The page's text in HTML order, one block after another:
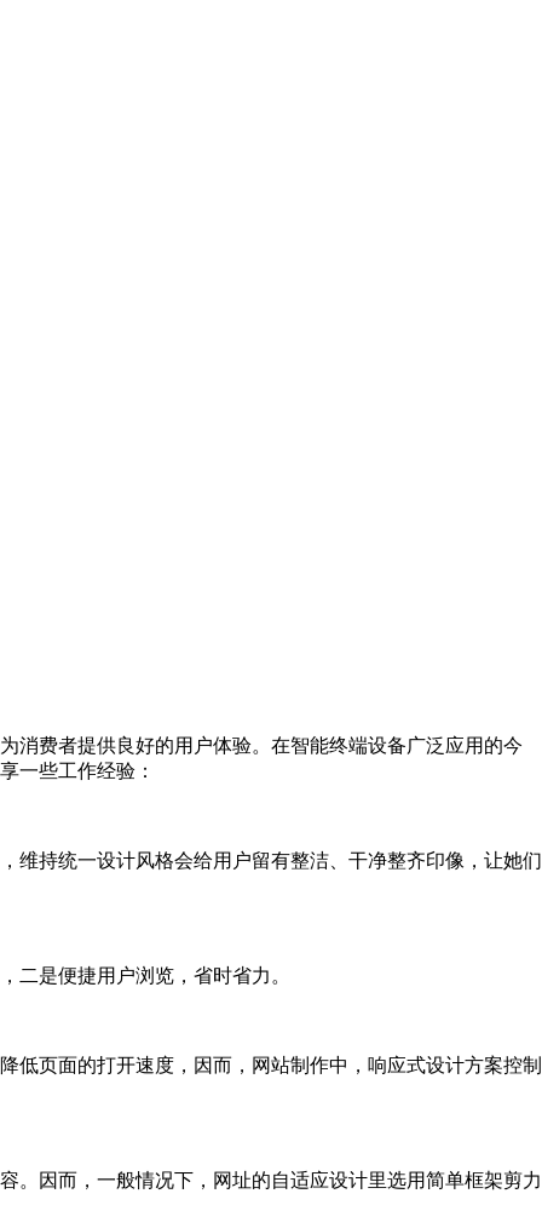
消费者提供良好的用户体验。在智能终端设备广泛应用的今
一些工作经验：
维持统一设计风格会给用户留有整洁、干净整齐印像，让她们
二是便捷用户浏览，省时省力。
低页面的打开速度，因而，网站制作中，响应式设计方案控制
。因而，一般情况下，网址的自适应设计里选用简单框架剪力